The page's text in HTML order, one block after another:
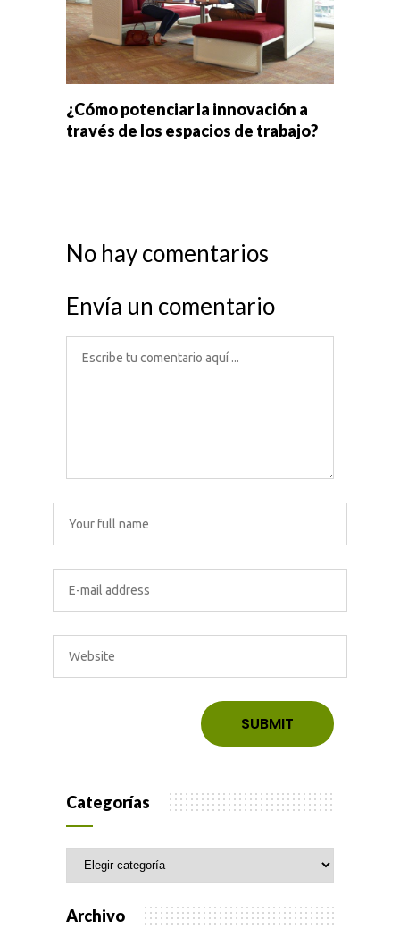
¿Cómo potenciar la innovación a
través de los espacios de trabajo?
No hay comentarios
Envía un comentario
Categorías
Categorías
Archivo